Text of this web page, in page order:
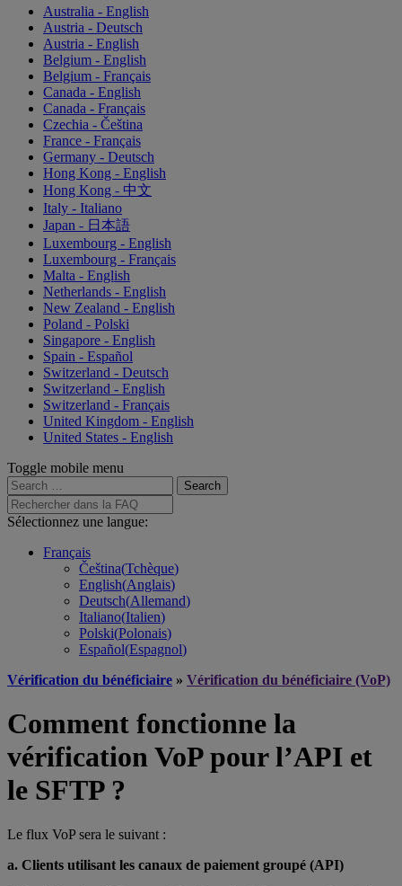
Australia - English
Austria - Deutsch
Austria - English
Belgium - English
Belgium - Français
Canada - English
Canada - Français
Czechia - Čeština
France - Français
Germany - Deutsch
Hong Kong - English
Hong Kong - 中文
Italy - Italiano
Japan - 日本語
Luxembourg - English
Luxembourg - Français
Malta - English
Netherlands - English
New Zealand - English
Poland - Polski
Singapore - English
Spain - Español
Switzerland - Deutsch
Switzerland - English
Switzerland - Français
United Kingdom - English
United States - English
Toggle mobile menu
Search
for:
Rechercher
dans
FAQ
Sélectionnez une langue:
Français
Čeština(Tchèque)
English(Anglais)
Deutsch(Allemand)
Italiano(Italien)
Polski(Polonais)
Español(Espagnol)
Vérification du bénéficiaire » Vérification du bénéficiaire (VoP)
Comment fonctionne la
vérification VoP pour l’API et
le SFTP ?
Le flux VoP sera le suivant :
a. Clients utilisant les canaux de paiement groupé (API)